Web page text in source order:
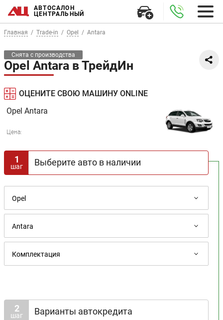
АВТОСАЛОН
ЦЕНТРАЛЬНЫЙ
Главная Trade-in Opel Antara
Снята с производства
Opel Antara в ТрейдИн
ОЦЕНИТЕ СВОЮ МАШИНУ ONLINE
1
шаг Выберите авто в наличии
Opel Antara
Цена:
2
шаг Варианты автокредита